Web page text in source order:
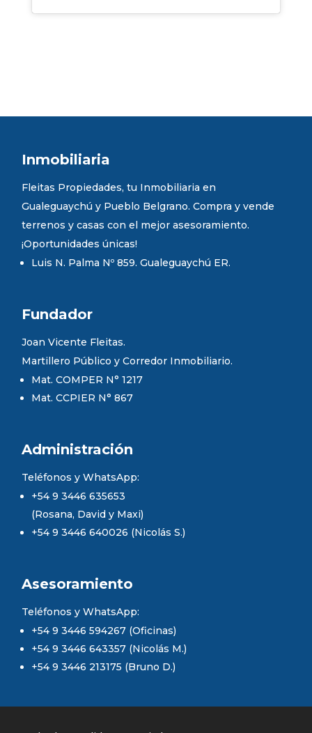
Inmobiliaria
Fleitas Propiedades, tu Inmobiliaria en
Gualeguaychú y Pueblo Belgrano. Compra y vende
terrenos y casas con el mejor asesoramiento.
¡Oportunidades únicas!
Luis N. Palma Nº 859. Gualeguaychú ER.
Fundador
Joan Vicente Fleitas.
Martillero Público y Corredor Inmobiliario.
Mat. COMPER N° 1217
Mat. CCPIER N° 867
Administración
Teléfonos y WhatsApp:
+54 9 3446 635653
(Rosana, David y Maxi)
+54 9 3446 640026 (Nicolás S.)
Asesoramiento
Teléfonos y WhatsApp:
+54 9 3446 594267 (Oficinas)
+54 9 3446 643357 (Nicolás M.)
+54 9 3446 213175 (Bruno D.)